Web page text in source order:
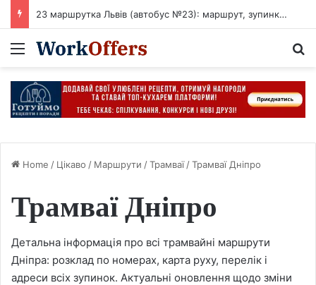
23 маршрутка Львів (автобус №23): маршрут, зупинки, розклад
Menu
Home / Цікаво / Маршрути /Трамваї /Трамваї Дніпро
Трамваї Дніпро
Детальна інформація про всі трамвайні маршрути
Дніпра: розклад по номерах, карта руху, перелік і
адреси всіх зупинок. Актуальні оновлення щодо зміни